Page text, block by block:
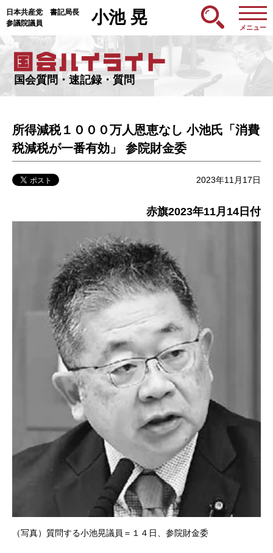
日本共産党 書記局長
参議院議員
小池 晃
メニュー
国会質問・速記録・質問
所得減税１０００万人恩恵なし 小池氏「消費
税減税が一番有効」 参院財金委
2023年11月17日
赤旗2023年11月14日付
（写真）質問する小池晃議員＝１４日、参院財金委